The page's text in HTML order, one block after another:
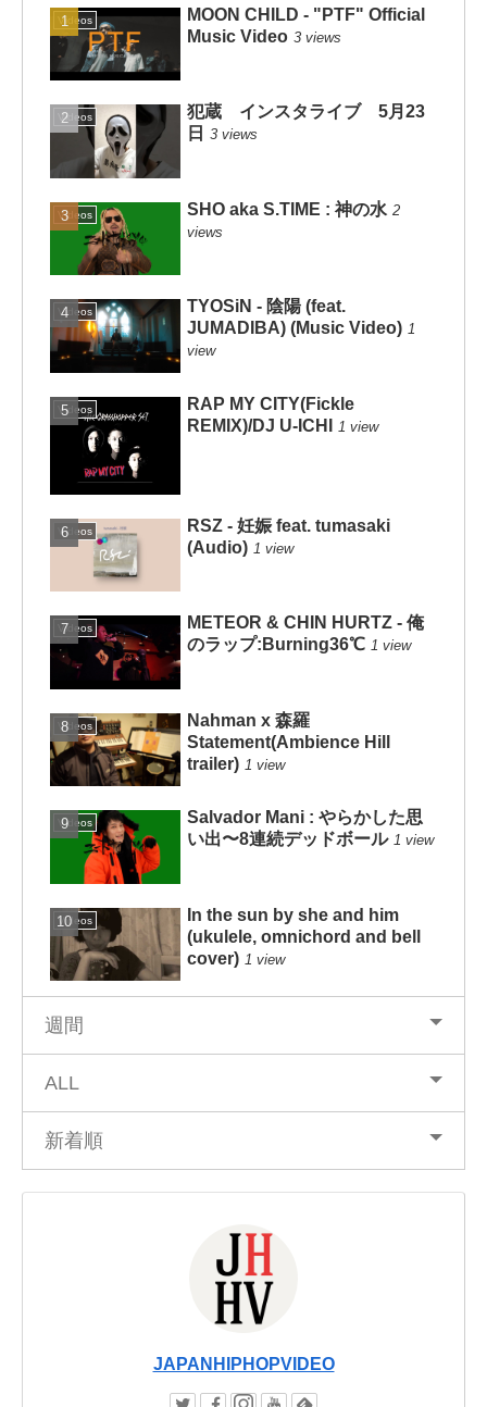
Videos
MOON CHILD - "PTF" Official
Music Video 3 views
Videos
犯蔵 インスタライブ 5月23
日 3 views
Videos SHO aka S.TIME : 神の水 2
views
Videos
TYOSiN - 陰陽 (feat.
JUMADIBA) (Music Video) 1
view
Videos
RAP MY CITY(Fickle
REMIX)/DJ U-ICHI
1 view
Videos
RSZ - 妊娠 feat. tumasaki
(Audio) 1 view
Videos
METEOR & CHIN HURTZ - 俺
のラップ:Burning36℃ 1 view
Videos
Nahman x 森羅
Statement(Ambience Hill
trailer) 1 view
Videos
Salvador Mani : やらかした思
い出〜8連続デッドボール 1 view
Videos
In the sun by she and him
(ukulele, omnichord and bell
cover) 1 view
週間
ALL
新着順
JAPANHIPHOPVIDEO